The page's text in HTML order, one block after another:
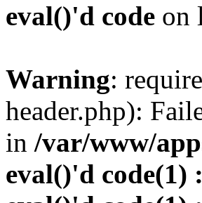
eval()'d code on
Warning:
header.php):
in /var/www/
eval()'d code(1)